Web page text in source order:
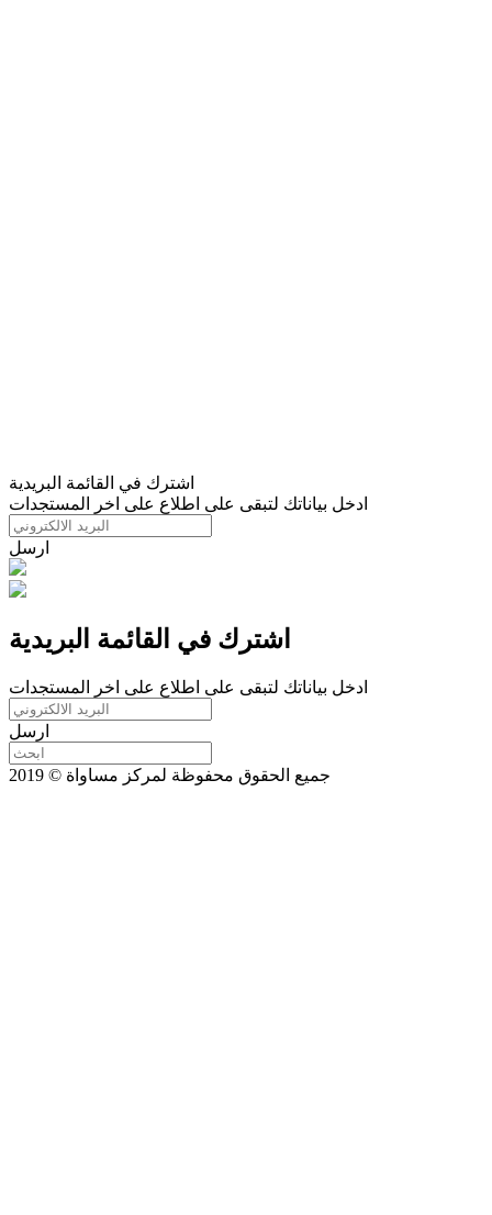
اشترك في القائمة البريدية
ادخل بياناتك لتبقى على اطلاع على اخر المستجدات
ارسل
اشترك في القائمة البريدية
ادخل بياناتك لتبقى على اطلاع على اخر المستجدات
ارسل
جميع الحقوق محفوظة لمركز مساواة © 2019